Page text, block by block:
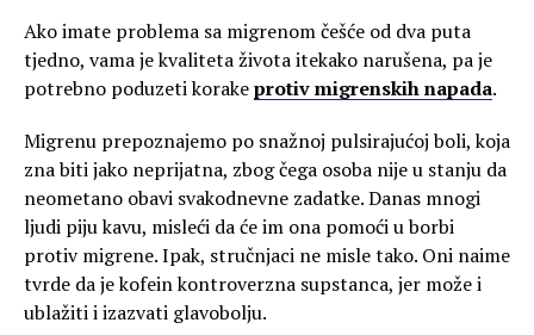
Ako imate problema sa migrenom češće od dva puta
tjedno, vama je kvaliteta života itekako narušena, pa je
potrebno poduzeti korakeprotiv migrenskih napada.
Migrenu prepoznajemo po snažnoj pulsirajućoj boli, koja
zna biti jako neprijatna, zbog čega osoba nije u stanju da
neometano obavi svakodnevne zadatke. Danas mnogi
ljudi piju kavu, misleći da će im ona pomoći u borbi
protiv migrene. Ipak, stručnjaci ne misle tako. Oni naime
tvrde da je kofein kontroverzna supstanca, jer može i
ublažiti i izazvati glavobolju.